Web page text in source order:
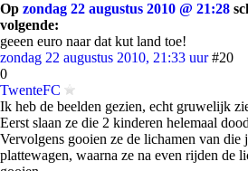
Op zondag 22 augustus 2010 @ 21:28
volgende:
geeen euro naar dat kut land toe!
zondag 22 augustus 2010, 21:33 uur #20
0
TwenteFC
Ik heb de beelden gezien, echt gruwelijk
Eerst slaan ze die 2 kinderen helemaal
Vervolgens gooien ze de lichamen van die
plattewagen, waarna ze na even rijden de